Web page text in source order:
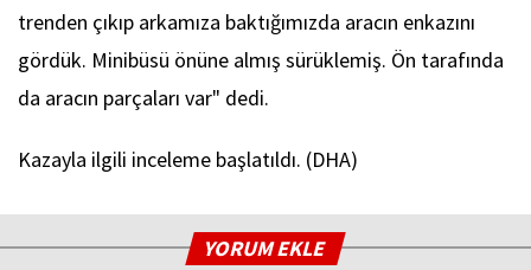
trenden çıkıp arkamıza baktığımızda aracın enkazını
gördük. Minibüsü önüne almış sürüklemiş. Ön tarafında
da aracın parçaları var" dedi.
Kazayla ilgili inceleme başlatıldı. (DHA)
YORUM EKLE